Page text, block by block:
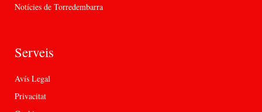
Notícies de Torredembarra
Serveis
Avís Legal
Privacitat